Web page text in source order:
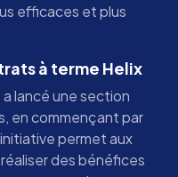
efficaces et plus
à terme Helix
lancé une section
en commençant par
permet aux
des bénéfices